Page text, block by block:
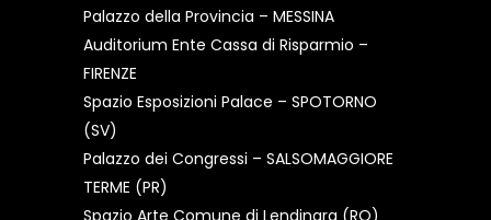
Palazzo della Provincia – MESSINA
Auditorium Ente Cassa di Risparmio –
FIRENZE
Spazio Esposizioni Palace – SPOTORNO
(SV)
Palazzo dei Congressi – SALSOMAGGIORE
TERME (PR)
Spazio Arte Comune di Lendinara (RO)